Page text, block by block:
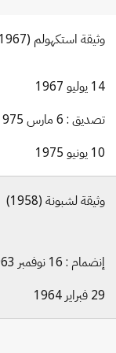
وثيقة استكهولم (1967)
14 يوليو 1967
تصديق : 6 مارس 1975
10 يونيو 1975
وثيقة لشبونة (1958)
إنضمام : 16 نوفمبر 1963
29 فبراير 1964